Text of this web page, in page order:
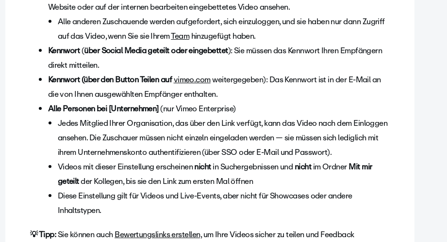
Website oder auf der internen bearbeiten eingebettetes Video ansehen.
Alle anderen Zuschauende werden aufgefordert, sich einzuloggen, und sie haben nur dann Zugriff
auf das Video, wenn Sie sie IhremTeamhinzugefügt haben.
Kennwort(über Social Media geteilt oder eingebettet): Sie müssen das Kennwort Ihren Empfängern
direkt mitteilen.
Kennwort (über den Button Teilen aufvimeo.comweitergegeben): Das Kennwort ist in der E-Mail an
die von Ihnen ausgewählten Empfänger enthalten.
Alle Personen bei [Unternehmen](nur Vimeo Enterprise)
Jedes Mitglied Ihrer Organisation, das über den Link verfügt, kann das Video nach dem Einloggen
ansehen. Die Zuschauer müssen nicht einzeln eingeladen werden — sie müssen sich lediglich mit
ihrem Unternehmenskonto authentifizieren (über SSO oder E-Mail und Passwort).
Videos mit dieser Einstellung erscheinennichtin Suchergebnissen undnichtim OrdnerMit mir
geteiltder Kollegen, bis sie den Link zum ersten Mal öffnen
Diese Einstellung gilt für Videos und Live-Events, aber nicht für Showcases oder andere
Inhaltstypen.
💡 Tipp:Sie können auchBewertungslinks erstellen,um Ihre Videos sicher zu teilen und Feedback